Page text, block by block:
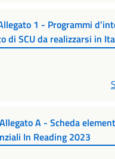
1 - Programmi
di SCU da realizzarsi in
Allegato A - Scheda
nziali In Reading 2023